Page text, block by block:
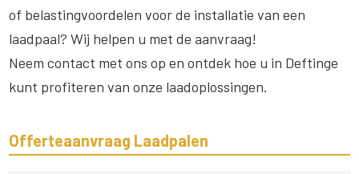
of belastingvoordelen voor de installatie van een
laadpaal? Wij helpen u met de aanvraag!
Neem contact met ons op en ontdek hoe u in Deftinge
kunt profiteren van onze laadoplossingen.
Offerteaanvraag Laadpalen